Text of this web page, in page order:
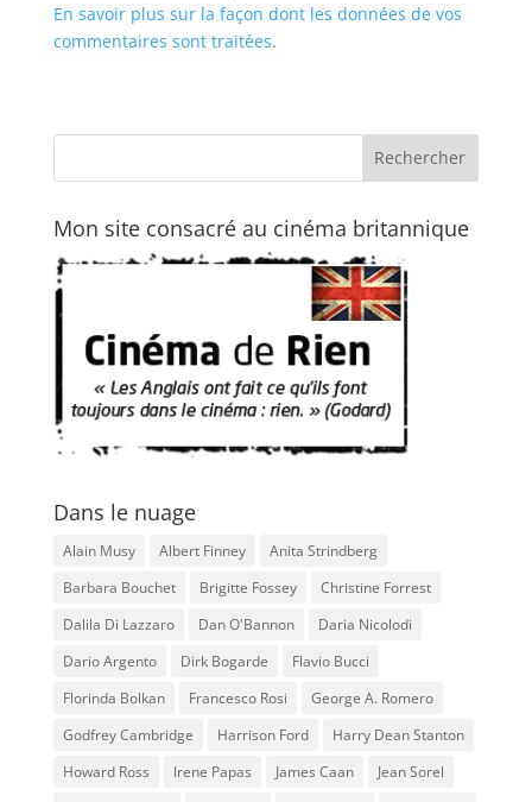
En savoir plus sur la façon dont les données de vos
commentaires sont traitées.
Mon site consacré au cinéma britannique
Dans le nuage
Alain Musy Albert Finney
Anita Strindberg
Barbara Bouchet
Brigitte Fossey
Christine Forrest
Dalila Di Lazzaro
Dan O'Bannon
Daria Nicolodi
Dario Argento
Dirk Bogarde
Flavio Bucci
Florinda Bolkan
Francesco Rosi
George A. Romero
Godfrey Cambridge
Harrison Ford
Harry Dean Stanton
Howard Ross
Irene Papas James Caan
Jean Sorel